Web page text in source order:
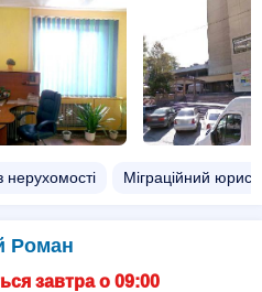
нерухомості Міграційний юрист
Роман
завтра о 09:00